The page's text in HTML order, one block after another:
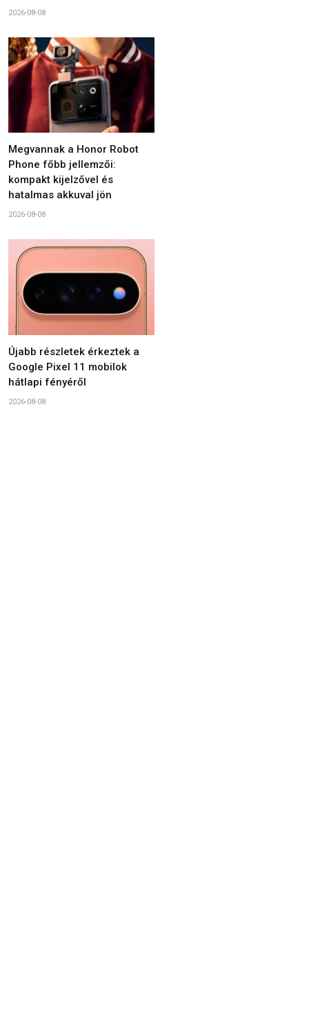
2026-08-08
Megvannak a Honor Robot
Phone főbb jellemzői:
kompakt kijelzővel és
hatalmas akkuval jön
2026-08-08
Újabb részletek érkeztek a
Google Pixel 11 mobilok
hátlapi fényéről
2026-08-08